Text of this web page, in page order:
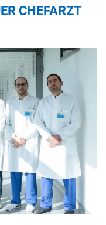
CHEFARZT